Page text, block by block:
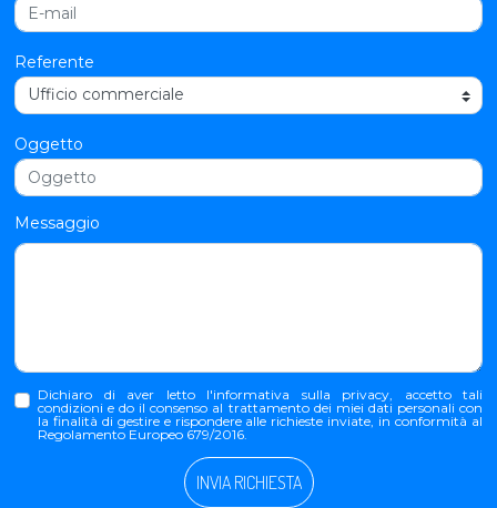
Referente
Oggetto
Messaggio
Dichiaro di aver letto l'informativa sulla privacy, accetto tali
condizioni e do il consenso al trattamento dei miei dati personali con
la finalità di gestire e rispondere alle richieste inviate, in conformità al
Regolamento Europeo 679/2016.
INVIA RICHIESTA